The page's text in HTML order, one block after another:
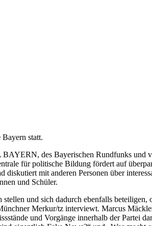
Bayern statt.
des Bayerischen Rundfunks und
für politische Bildung fördert auf
mit anderen Personen über
und Schüler.
und sich dadurch ebenfalls beteiligen,
Merkur/tz interviewt. Marcus
und Vorgänge innerhalb der Partei